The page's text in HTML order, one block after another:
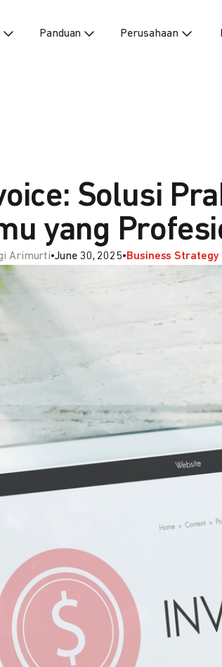
Panduan Perusahaan
Solusi
yang
Arimurti•June 30, 2025•Business Strategy